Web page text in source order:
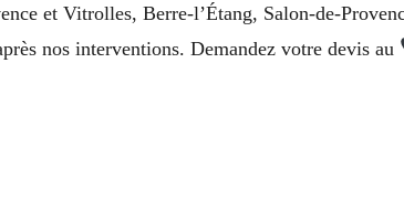
et Vitrolles, Berre-l’Étang, Salon-de-
nos interventions. Demandez votre devis au